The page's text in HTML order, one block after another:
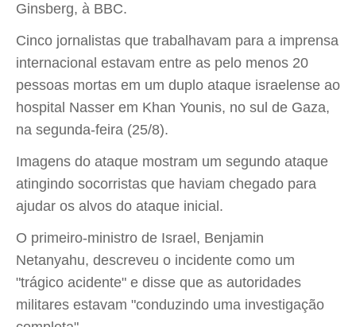
Ginsberg, à BBC.
Cinco jornalistas que trabalhavam para a imprensa
internacional estavam entre as pelo menos 20
pessoas mortas em um duplo ataque israelense ao
hospital Nasser em Khan Younis, no sul de Gaza,
na segunda-feira (25/8).
Imagens do ataque mostram um segundo ataque
atingindo socorristas que haviam chegado para
ajudar os alvos do ataque inicial.
O primeiro-ministro de Israel, Benjamin
Netanyahu, descreveu o incidente como um
"trágico acidente" e disse que as autoridades
militares estavam "conduzindo uma investigação